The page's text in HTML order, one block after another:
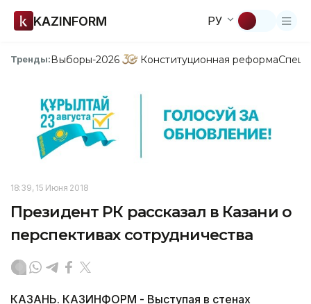
KAZINFORM РУ
Тренды:Выборы-2026 Конституционная реформа
18:39, 15 Июня 2018
Президент РК рассказал в Казани о
перспективах сотрудничества
КАЗАНЬ. КАЗИНФОРМ - Выступая в стенах